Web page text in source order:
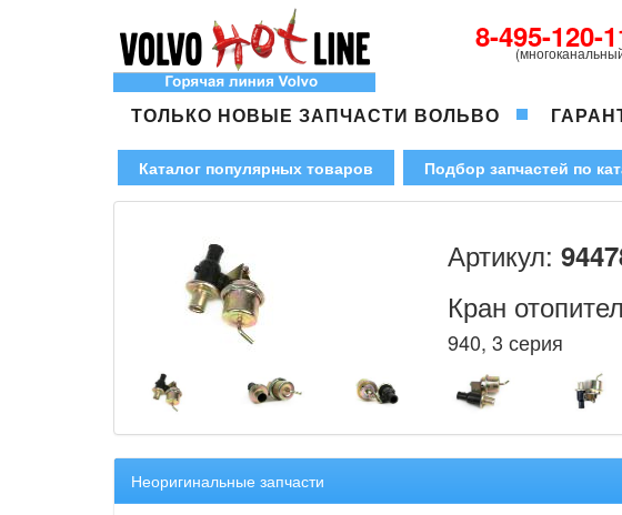
8-495-120-
ТОЛЬКО НОВЫЕ ЗАПЧАСТИ ВОЛЬВО
Каталог популярных товаров Подбор запчастей по
Артикул:
Кран
940, 3 серия
Неоригинальные запчасти